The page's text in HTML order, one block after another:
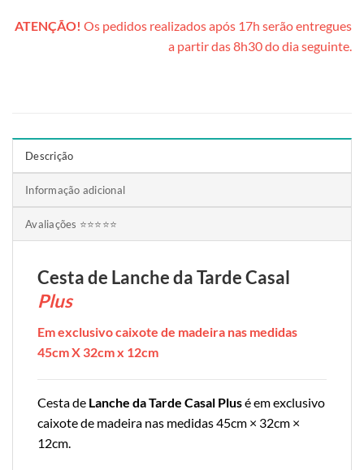
ATENÇÃO! Os pedidos realizados após 17h serão entregues
a partir das 8h30 do dia seguinte.
Descrição
Informação adicional
Avaliações ⭐⭐⭐⭐⭐
Cesta de Lanche da Tarde Casal
Plus
Em exclusivo caixote de madeira nas medidas
45cm X 32cm x 12cm
Cesta de Lanche da Tarde Casal Plusé em exclusivo
caixote de madeira nas medidas 45cm × 32cm ×
12cm.